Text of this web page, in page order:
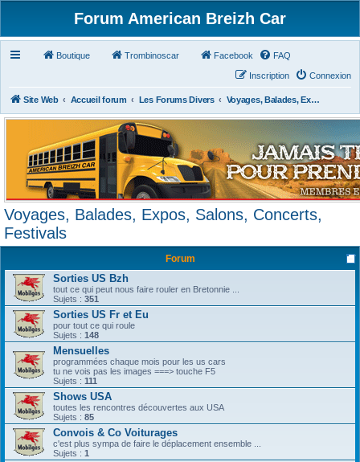
Forum American Breizh Car
Boutique Trombinoscar Facebook FAQ
Connexion
Inscription
Site Web Accueil forum Les Forums Divers Voyages, Balades, Expos, Salons, Concerts, Festivals
Voyages, Balades, Expos, Salons, Concerts,
Festivals
Forum
Sorties US Bzh
tout ce qui peut nous faire rouler en Bretonnie ...
Sujets : 351
Sorties US Fr et Eu
pour tout ce qui roule
Sujets : 148
Mensuelles
programmées chaque mois pour les us cars
tu ne vois pas les images ===> touche F5
Sujets : 111
Shows USA
toutes les rencontres découvertes aux USA
Sujets : 85
Convois & Co Voiturages
c'est plus sympa de faire le déplacement ensemble ...
Sujets : 1